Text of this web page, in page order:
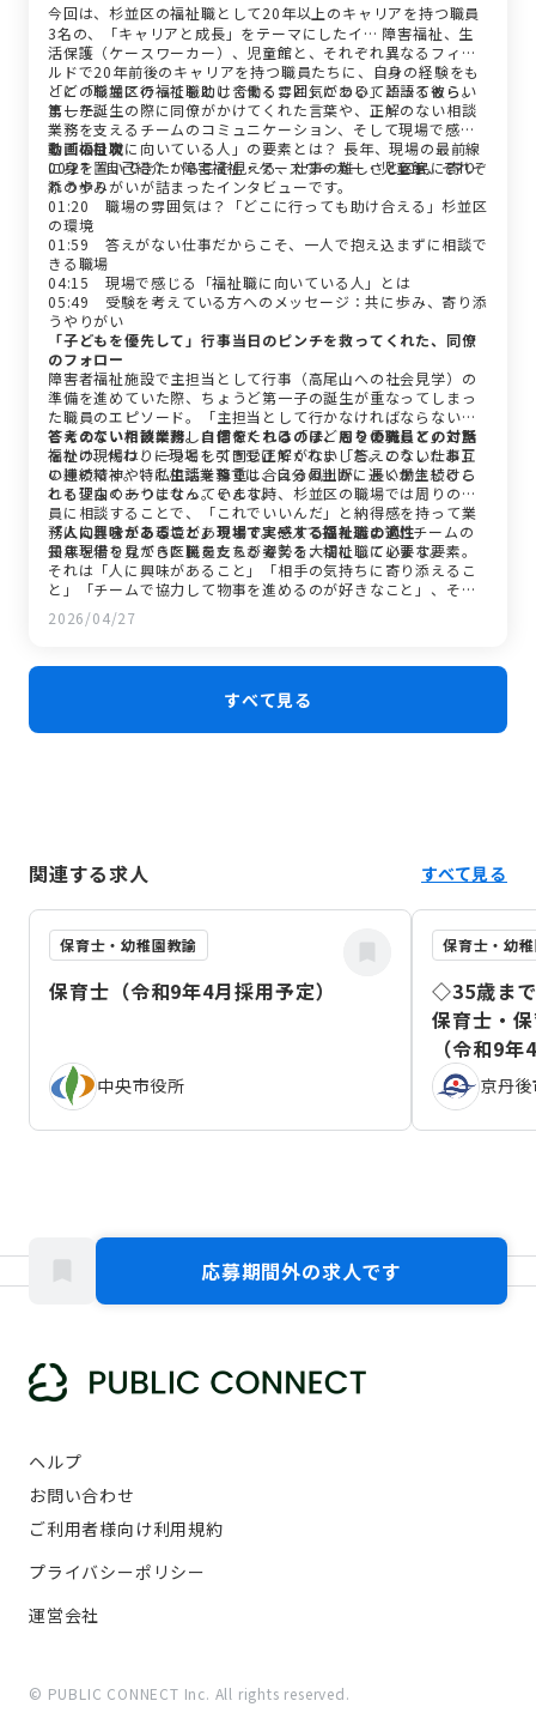
今回は、杉並区の福祉職として20年以上のキャリアを持つ職員
3名の、「キャリアと成長」をテーマにしたイ… 障害福祉、生
活保護（ケースワーカー）、児童館と、それぞれ異なるフィー
ルドで20年前後のキャリアを持つ職員たちに、自身の経験をも
とに「杉並区の福祉職として働くこと」について語ってもらい
ました。
「どの職場に行っても助け合える雰囲気がある」と語る彼ら。
第一子誕生の際に同僚がかけてくれた言葉や、正解のない相談
業務を支えるチームのコミュニケーション、そして現場で感じ
る「福祉職に向いている人」の要素とは？ 長年、現場の最前線
に身を置いてきたからこそ見える、仕事の難しさと区民に寄り
添うやりがいが詰まったインタビューです。
動画の目次
00:27 自己紹介：障害福祉・ケースワーカー・児童館、それぞ
れの歩み
01:20 職場の雰囲気は？「どこに行っても助け合える」杉並区
の環境
01:59 答えがない仕事だからこそ、一人で抱え込まずに相談で
きる職場
04:15 現場で感じる「福祉職に向いている人」とは
05:49 受験を考えている方へのメッセージ：共に歩み、寄り添
うやりがい
「子どもを優先して」行事当日のピンチを救ってくれた、同僚
のフォロー
障害者福祉施設で主担当として行事（高尾山への社会見学）の
準備を進めていた際、ちょうど第一子の誕生が重なってしまっ
た職員のエピソード。「主担当として行かなければならない」
と考えていた彼に対し、同僚たちは「子どもを優先して」と声
をかけ、代わりに現場を引き受けてくれました。こうしたお互
い様の精神や、私生活を尊重し合える風土が、長く働き続けら
れる理由の一つになっています。
答えのない相談業務。自信をくれるのは、周りの職員との対話
福祉の現場は、一つとして同じ正解がない「答えのない仕事」
の連続です。特に相談業務では、自分の判断に迷いが生じるこ
とも少なくありません。そんな時、杉並区の職場では周りの職
員に相談することで、「これでいいんだ」と納得感を持って業
務に向き合える環境があります。一人で抱え込まず、チームの
知恵を借りながら区民を支える姿勢を大切にしています。
「人に興味があること」現場で実感する福祉職の適性
長年現場を見てきた職員たちが考える、福祉職に必要な要素。
それは「人に興味があること」「相手の気持ちに寄り添えるこ
と」「チームで協力して物事を進めるのが好きなこと」、そし
て「体力」です。 児童館で子どもたちと全力で遊んだり、中高
生とスポーツを楽しんだりと、事務作業だけでなくアクティブ
し、支え合える仲間を求めています。
2026/04/27
すべて見る
関連する求人 すべて見る
保育士・幼稚園教諭
保育士（令和9年4月採用予定）
中央市役所
保育士・幼
◇35歳ま
保育士・
（令和9
京丹
応募期間外の求人です
ヘルプ
お問い合わせ
ご利用者様向け利用規約
プライバシーポリシー
運営会社
© PUBLIC CONNECT Inc. All rights reserved.